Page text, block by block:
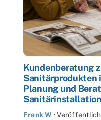
Kundenberatung
Sanitärprodukten
Planung und
Frank W ·